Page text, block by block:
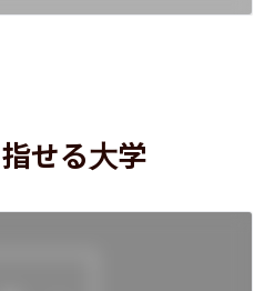
せる大学